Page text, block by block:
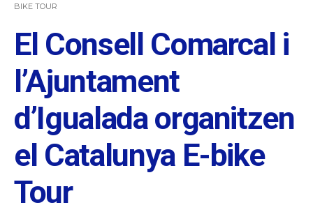
BIKE TOUR
El Consell Comarcal i
l’Ajuntament
d’Igualada organitzen
el Catalunya E-bike
Tour